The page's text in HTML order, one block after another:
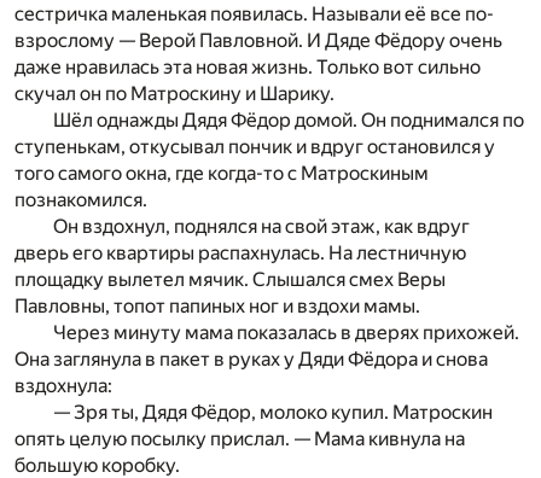
сестричка маленькая появилась. Называли её все по-
взрослому — Верой Павловной. И Дяде Фёдору очень
даже нравилась эта новая жизнь. Только вот сильно
скучал он по Матроскину и Шарику.
Шёл однажды Дядя Фёдор домой. Он поднимался по
ступенькам, откусывал пончик и вдруг остановился у
того самого окна, где когда-то с Матроскиным
познакомился.
Он вздохнул, поднялся на свой этаж, как вдруг
дверь его квартиры распахнулась. На лестничную
площадку вылетел мячик. Слышался смех Веры
Павловны, топот папиных ног и вздохи мамы.
Через минуту мама показалась в дверях прихожей.
Она заглянула в пакет в руках у Дяди Фёдора и снова
вздохнула:
— Зря ты, Дядя Фёдор, молоко купил. Матроскин
опять целую посылку прислал. — Мама кивнула на
большую коробку.